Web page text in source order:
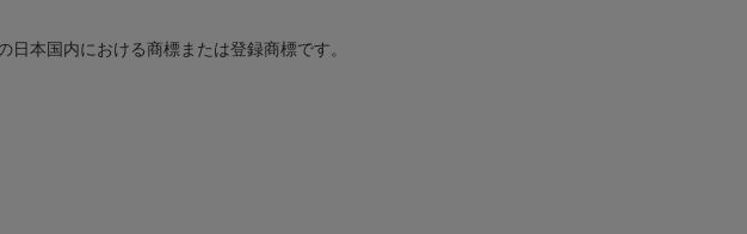
本国内における商標または登録商標です。